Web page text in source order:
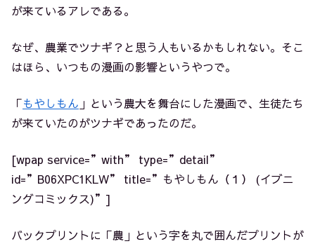
が来ているアレである。
なぜ、農業でツナギ？と思う人もいるかもしれない。そこ
はほら、いつもの漫画の影響というやつで。
「もやしもん 」という農大を舞台にした漫画で、生徒たち
が来ていたのがツナギであったのだ。
[wpap service=”with” type=”detail”
id=”B06XPC1KLW” title=”もやしもん（１） (イブニ
ングコミックス)”]
バックプリントに「農」という字を丸で囲んだプリントが